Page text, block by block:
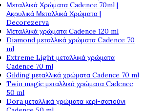
Μεταλλικά Χρώματα Cadence 70ml |
Ακρυλικά Μεταλλικά Χρώματα |
Decorezerva
Μεταλλικά χρώματα Cadence 120 ml
Diamond μεταλλικά χρώματα Cadence 70
ml
Extreme Light μεταλλικά χρώματα
Cadence 70 ml
Gilding μεταλλικά χρώματα Cadence 70 ml
Twin magic μεταλλικά χρώματα Cadence
50 ml
Dora μεταλλικά χρώματα κερί-σαπούνι